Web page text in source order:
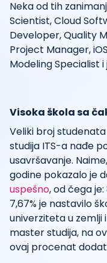
Neka od tih
Scientist, Cloud
Developer, Quality
Project Manager,
Modeling Specialist
Visoka škola sa
Veliki broj
studija ITS-a nađe
usavršavanje.
godine pokazalo je
uspešno, od čega
7,67% je nastavilo
univerziteta u zemlji
master studija, na
ovaj procenat